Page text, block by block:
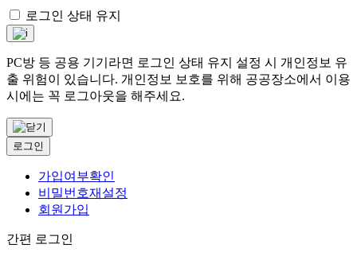
로그인 상태 유지
PC방 등 공용 기기라면 로그인 상태 유지 설정 시 개인정보 유
출 위험이 있습니다. 개인정보 보호를 위해 공공장소에서 이용
시에는 꼭 로그아웃을 해주세요.
로그인
가입여부확인
비밀번호재설정
회원가입
간편 로그인